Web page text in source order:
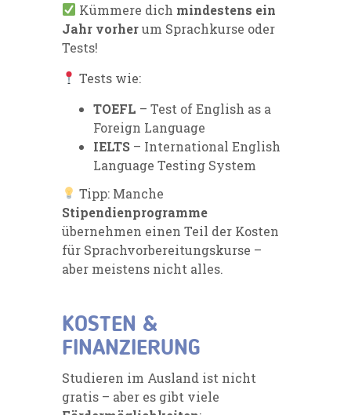
Kümmere dich mindestens ein
Jahr vorherum Sprachkurse oder
Tests!
Tests wie:
TOEFL – Test of English as a
Foreign Language
IELTS – International English
Language Testing System
Tipp: Manche
Stipendienprogramme
übernehmen einen Teil der Kosten
für Sprachvorbereitungskurse –
aber meistens nicht alles.
KOSTEN &
FINANZIERUNG
Studieren im Ausland ist nicht
gratis – aber es gibt viele